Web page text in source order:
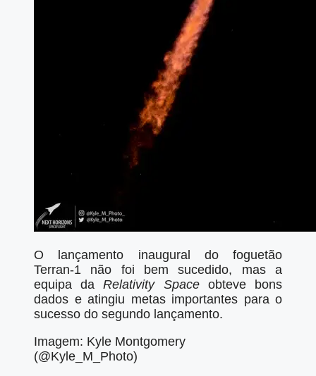
O lançamento inaugural do foguetão
Terran-1 não foi bem sucedido, mas a
equipa daRelativity Spaceobteve bons
dados e atingiu metas importantes para o
sucesso do segundo lançamento.
Imagem: Kyle Montgomery
(@Kyle_M_Photo)